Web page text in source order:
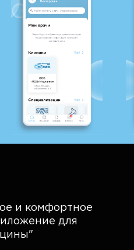
и комфортное
для